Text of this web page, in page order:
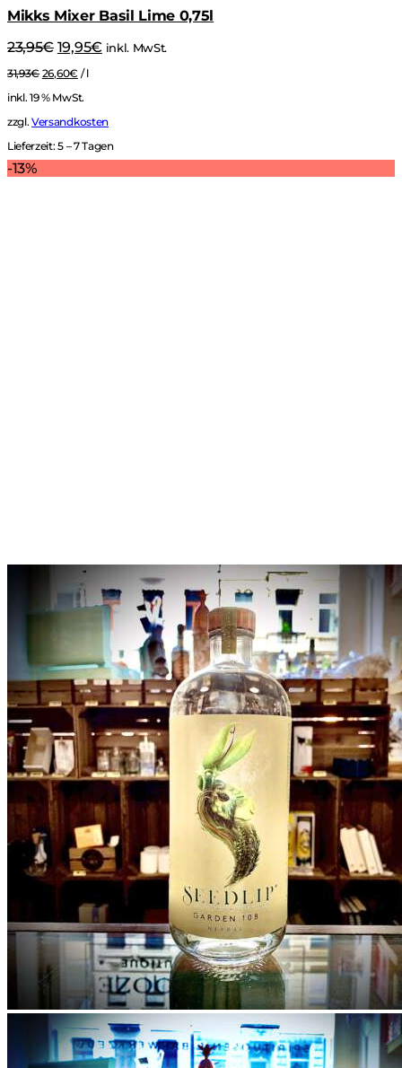
Mikks Mixer Basil Lime 0,75l
23,95€ Ursprünglicher
war:
23,95€
19,95€Aktueller
inkl. MwSt.
31,93€ 26,60€ /l
inkl. 19 % MwSt.
zzgl.Versandkosten
Lieferzeit:5 – 7 Tagen
-13%